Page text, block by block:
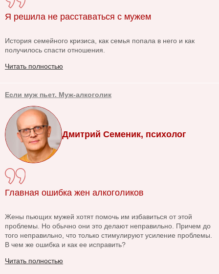
Я решила не расставаться с мужем
История семейного кризиса, как семья попала в него и как
получилось спасти отношения.
Читать полностью
Если муж пьет. Муж-алкоголик
Дмитрий Семеник, психолог
Главная ошибка жен алкоголиков
Жены пьющих мужей хотят помочь им избавиться от этой
проблемы. Но обычно они это делают неправильно. Причем до
того неправильно, что только стимулируют усиление проблемы.
В чем же ошибка и как ее исправить?
Читать полностью